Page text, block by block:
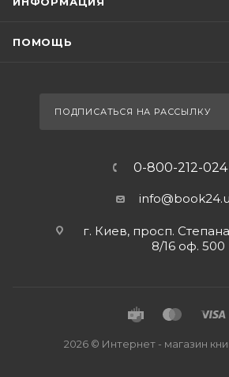
ПОМОЩЬ
ПОДПИСАТЬСЯ НА РАССЫЛКУ
0-800-212-024
г. Киев, просп.
8/16 оф. 500
2026 © Интернет - магазин